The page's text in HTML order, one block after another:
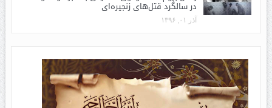
در سالگرد قتل‌های زنجیره‌ای
آذر ۰۱, ۱۳۹۶